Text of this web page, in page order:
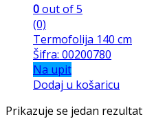
0out of 5
(0)
Termofolija 140 cm
Šifra: 00200780
Na upit
Dodaj u košaricu
Prikazuje se jedan rezultat